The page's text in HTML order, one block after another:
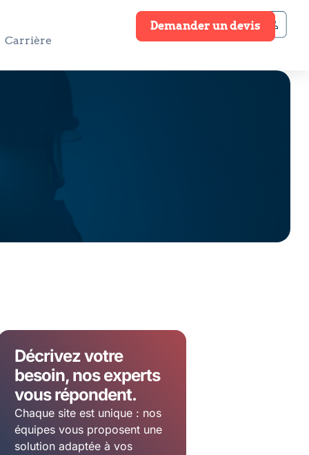
Carrière
Demander un devis
Décrivez votre
besoin, nos experts
vous répondent.
Chaque site est unique : nos
équipes vous proposent une
solution adaptée à vos